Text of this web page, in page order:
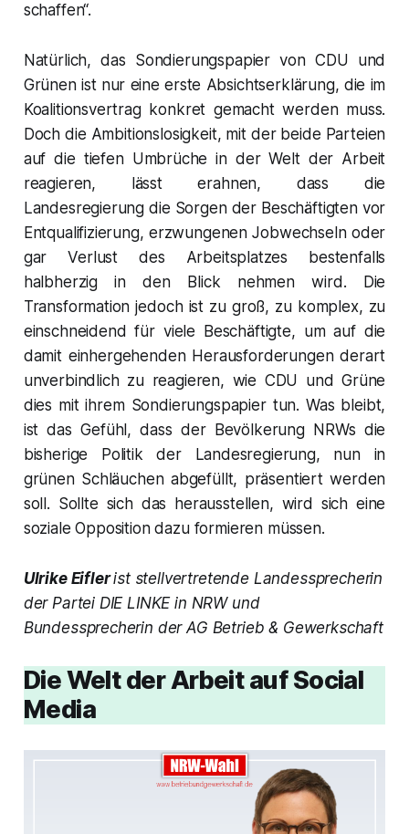
schaffen“.
Natürlich, das Sondierungspapier von CDU und
Grünen ist nur eine erste Absichtserklärung, die im
Koalitionsvertrag konkret gemacht werden muss.
Doch die Ambitionslosigkeit, mit der beide Parteien
auf die tiefen Umbrüche in der Welt der Arbeit
reagieren, lässt erahnen, dass die
Landesregierung die Sorgen der Beschäftigten vor
Entqualifizierung, erzwungenen Jobwechseln oder
gar Verlust des Arbeitsplatzes bestenfalls
halbherzig in den Blick nehmen wird. Die
Transformation jedoch ist zu groß, zu komplex, zu
einschneidend für viele Beschäftigte, um auf die
damit einhergehenden Herausforderungen derart
unverbindlich zu reagieren, wie CDU und Grüne
dies mit ihrem Sondierungspapier tun. Was bleibt,
ist das Gefühl, dass der Bevölkerung NRWs die
bisherige Politik der Landesregierung, nun in
grünen Schläuchen abgefüllt, präsentiert werden
soll. Sollte sich das herausstellen, wird sich eine
soziale Opposition dazu formieren müssen.
Ulrike Eiflerist stellvertretende Landessprecherin
der Partei DIE LINKE in NRW und
Bundessprecherin der AG Betrieb & Gewerkschaft
Die Welt der Arbeit auf Social
Media